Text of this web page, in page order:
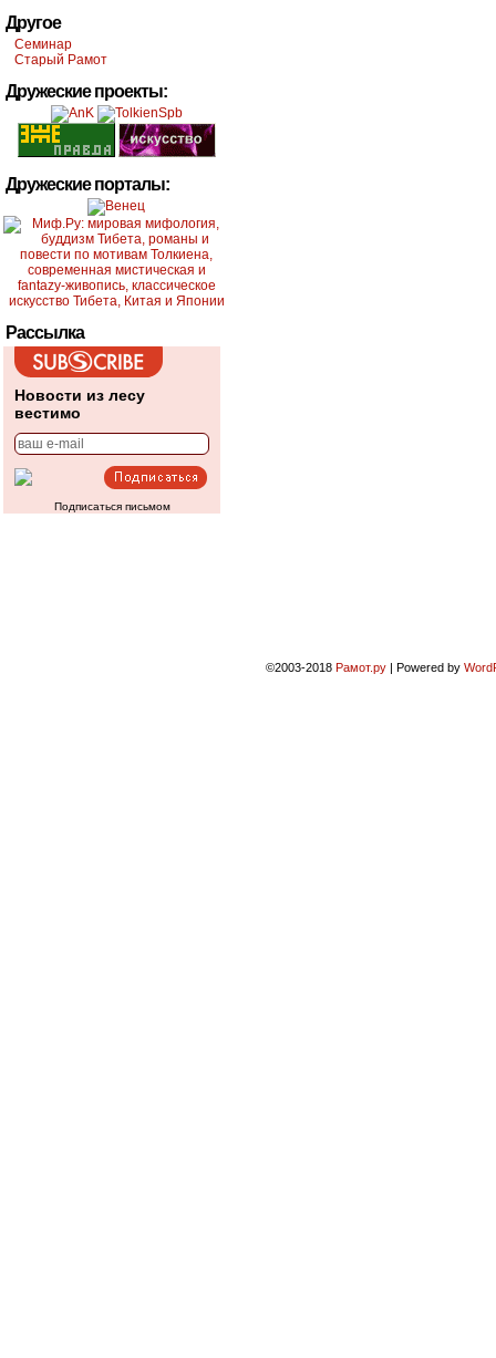
Другое
Семинар
Старый Рамот
Дружеские проекты:
Дружеские порталы:
Рассылка
Новости из лесу
вестимо
Подписаться письмом
©2003-2018 Рамот.ру | Powered by